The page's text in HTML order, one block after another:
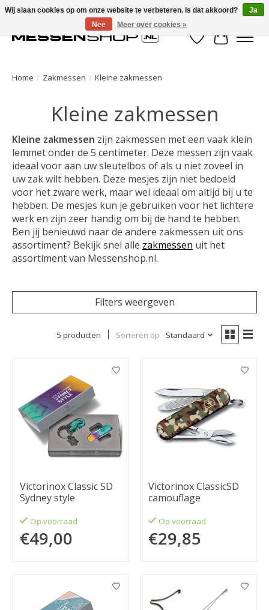
Verlanglijst
Home / Zakmessen / Kleine zakmessen
Kleine zakmessen
Kleine zakmessen zijn zakmessen met een vaak klein
lemmet onder de 5 centimeter. Deze messen zijn vaak
ideaal voor aan uw sleutelbos of als u niet zoveel in
uw zak wilt hebben. Deze mesjes zijn niet bedoeld
voor het zware werk, maar wel ideaal om altijd bij u te
hebben. De mesjes kun je gebruiken voor het lichtere
werk en zijn zeer handig om bij de hand te hebben.
Ben jij benieuwd naar de andere zakmessen uit ons
assortiment? Bekijk snel alle zakmessen uit het
assortiment van Messenshop.nl.
Filters weergeven
5 producten Sorteren op Standaard
Victorinox Classic SD
Sydney style
Op voorraad
€49,00
Victorinox ClassicSD
camouflage
Op voorraad
€29,85
Wij slaan cookies op om onze website te verbeteren. Is dat akkoord?
Ja
Nee
Meer over cookies »